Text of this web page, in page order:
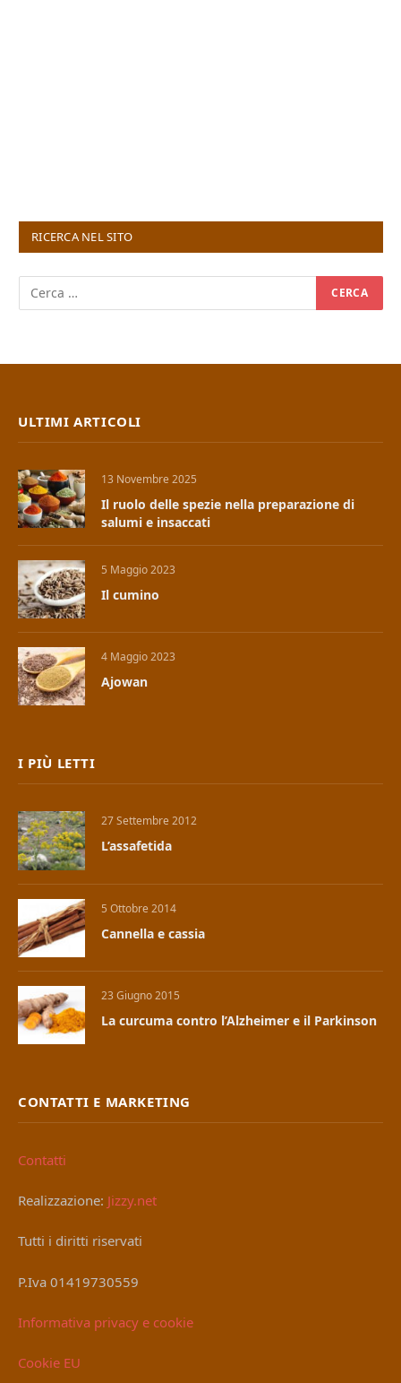
RICERCA NEL SITO
ULTIMI ARTICOLI
13 Novembre 2025
Il ruolo delle spezie nella preparazione di
salumi e insaccati
5 Maggio 2023
Il cumino
4 Maggio 2023
Ajowan
I PIÙ LETTI
27 Settembre 2012
L’assafetida
5 Ottobre 2014
Cannella e cassia
23 Giugno 2015
La curcuma contro l’Alzheimer e il Parkinson
CONTATTI E MARKETING
Contatti
Realizzazione: Jizzy.net
Tutti i diritti riservati
P.Iva 01419730559
Informativa privacy e cookie
Cookie EU